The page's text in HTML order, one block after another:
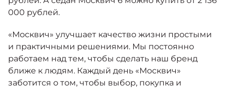
от 2 069 000 ₽*
Москвич 8
Практичный семиместный
кроссовер
от 3 125 000 ₽*
000 рублей.
«Москвич» улучшает качество жизни простыми
и практичными решениями. Мы постоянно
работаем над тем, чтобы сделать наш бренд
ближе к людям. Каждый день «Москвич»
заботится о том, чтобы выбор, покупка и